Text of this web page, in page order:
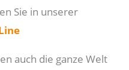
Sie in unserer
auch die ganze Welt